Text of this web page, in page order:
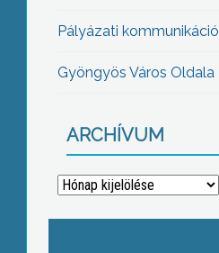
Pályázati kommunikáció
Gyöngyös Város Oldala
ARCHÍVUM
Archívum